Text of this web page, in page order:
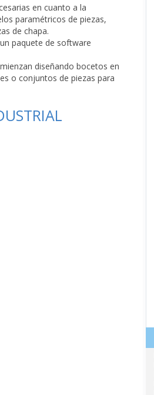
en cuanto a la
paramétricos de piezas,
de chapa.
paquete de software
diseñando bocetos en
o conjuntos de piezas para